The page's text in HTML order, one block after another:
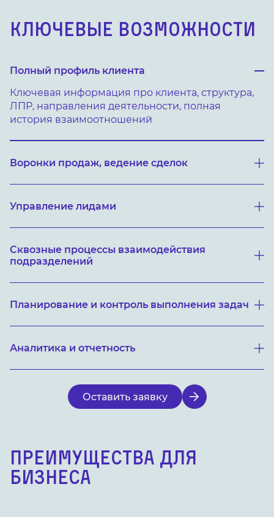
КЛЮЧЕВЫЕ ВОЗМОЖНОСТИ
Полный профиль клиента
Ключевая информация про клиента, структура,
ЛПР, направления деятельности, полная
история взаимоотношений
Воронки продаж, ведение сделок
Управление лидами
Сквозные процессы взаимодействия
подразделений
Планирование и контроль выполнения задач
Аналитика и отчетность
Оставить заявку
ПРЕИМУЩЕСТВА ДЛЯ
БИЗНЕСА